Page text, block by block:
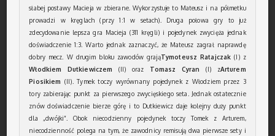
słabej postawy Macieja w zbierane. Wykorzystuje to Mateusz i na półmetku
prowadzi w kręglach (przy 1:1 w setach). Druga połowa gry to już
zdecydowanie lepsza gra Macieja (311 kręgli) i pojedynek zwycięża jednak
doświadczenie 1:3. Warto jednak zaznaczyć, że Mateusz zagrał naprawdę
dobry mecz. W drugim bloku zawodów grająTymoteusz Ratajczak (I) z
Włodkiem Dutkiewiczem
(II) oraz Tomasz Cyran (I) zArturem
Piosikiem (II). Tymek toczy wyrównany pojedynek z Włodziem przez 3
tory zabierając punkt za pierwszego zwycięskiego seta. Jednak ostatecznie
znów doświadczenie bierze górę i to Dutkiewicz daje kolejny duży punkt
dla „dwójki”. Obok niecodzienny pojedynek toczy Tomek z Arturem,
niecodzienność polega na tym, że zawodnicy remisują dwa pierwsze sety i